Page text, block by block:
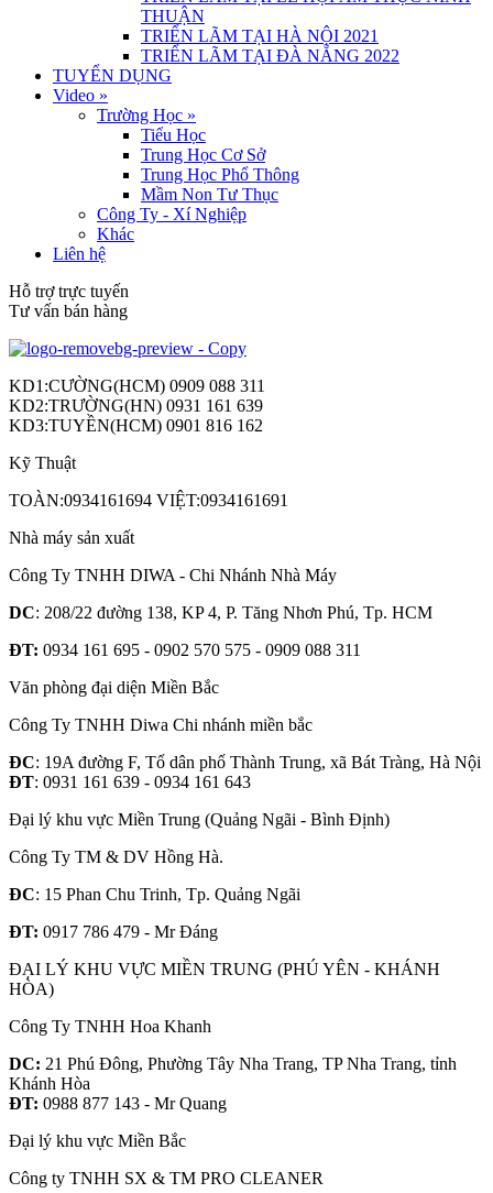
THUẬN
TRIỂN LÃM TẠI HÀ NỘI 2021
TRIỂN LÃM TẠI ĐÀ NẴNG 2022
TUYỂN DỤNG
Video »
Trường Học »
Tiểu Học
Trung Học Cơ Sở
Trung Học Phổ Thông
Mầm Non Tư Thục
Công Ty - Xí Nghiệp
Khác
Liên hệ
Hỗ trợ trực tuyến
Tư vấn bán hàng
KD1:CƯỜNG(HCM) 0909 088 311
KD2:TRƯỜNG(HN) 0931 161 639
KD3:TUYỀN(HCM) 0901 816 162
Kỹ Thuật
TOÀN:0934161694 VIỆT:0934161691
Nhà máy sản xuất
Công Ty TNHH DIWA - Chi Nhánh Nhà Máy
DC: 208/22 đường 138, KP 4, P. Tăng Nhơn Phú, Tp. HCM
ĐT: 0934 161 695 - 0902 570 575 - 0909 088 311
Văn phòng đại diện Miền Bắc
Công Ty TNHH Diwa Chi nhánh miền bắc
ĐC: 19A đường F, Tổ dân phố Thành Trung, xã Bát Tràng, Hà Nội
ĐT: 0931 161 639 - 0934 161 643
Đại lý khu vực Miền Trung (Quảng Ngãi - Bình Định)
Công Ty TM & DV Hồng Hà.
ĐC: 15 Phan Chu Trinh, Tp. Quảng Ngãi
ĐT: 0917 786 479 - Mr Đáng
ĐẠI LÝ KHU VỰC MIỀN TRUNG (PHÚ YÊN - KHÁNH
HÒA)
Công Ty TNHH Hoa Khanh
DC: 21 Phú Đông, Phường Tây Nha Trang, TP Nha Trang, tỉnh
Khánh Hòa
ĐT: 0988 877 143 - Mr Quang
Đại lý khu vực Miền Bắc
Công ty TNHH SX & TM PRO CLEANER